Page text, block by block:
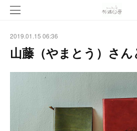
2019.01.15 06:36
山藤（やまとう）さ